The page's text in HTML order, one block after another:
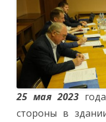
25 мая 2023
стороны в